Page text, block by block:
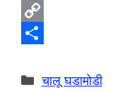
e
g
W
h
t
C
p
h
Categories
चालू घडामोडी